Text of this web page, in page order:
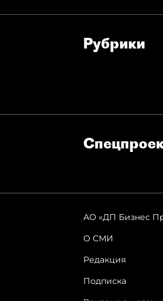
Рубрики
АО «ДП Бизнес
О СМИ
Редакция
Подписка